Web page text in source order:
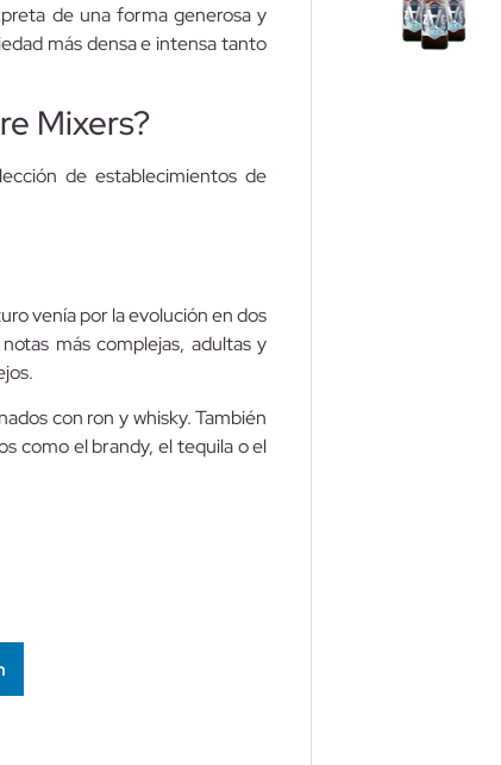
de una forma generosa y
más densa e intensa tanto
Mixers?
de establecimientos de
venía por la evolución en dos
más complejas, adultas y
con ron y whisky. También
como el brandy, el tequila o el